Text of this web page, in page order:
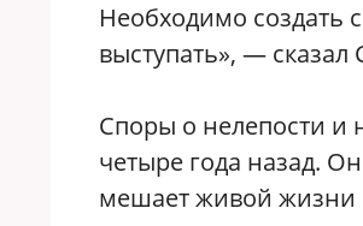
Необходимо создать
выступать», — сказал
Споры о нелепости и
четыре года назад.
мешает живой жизни